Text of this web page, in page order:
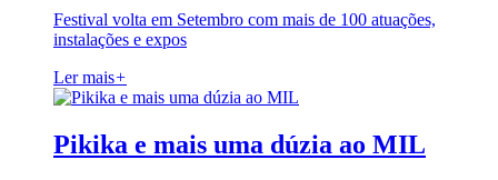
Festival volta em Setembro com mais de 100 atuações,
instalações e expos
Ler mais+
Pikika e mais uma dúzia ao MIL